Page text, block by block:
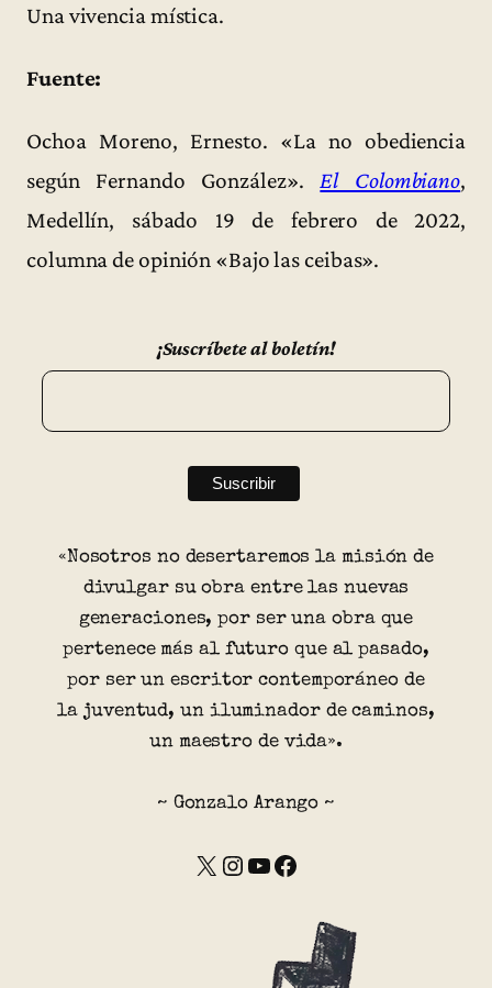
Una vivencia mística.
Fuente:
Ochoa Moreno, Ernesto. «La no obediencia
según Fernando González».El Colombiano,
Medellín, sábado 19 de febrero de 2022,
columna de opinión «Bajo las ceibas».
¡Suscríbete al boletín!
«Nosotros no desertaremos la misión de
divulgar su obra entre las nuevas
generaciones, por ser una obra que
pertenece más al futuro que al pasado,
por ser un escritor contemporáneo de
la juventud, un iluminador de caminos,
un maestro de vida».
~ Gonzalo Arango ~
X Instagram YouTube Facebook